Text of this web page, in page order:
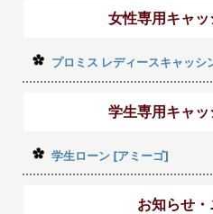
女性専用キャ
プロミス レディースキャッシ
学生専用キャ
学生ローン [アミーゴ]
お知らせ・